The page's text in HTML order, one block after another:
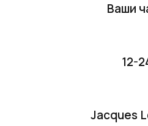
Ваши
12-
Jacques